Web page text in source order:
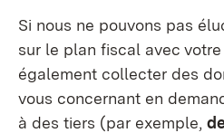
Si nous ne pouvons pas
sur le plan fiscal avec
également collecter des
vous concernant en
à des tiers (par exemple,